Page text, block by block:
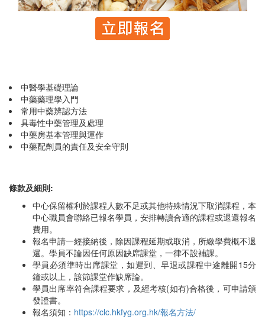
中醫學基礎理論
中藥藥理學入門
常用中藥辨認方法
具毒性中藥管理及處理
中藥房基本管理與運作
中藥配劑員的責任及安全守則
條款及細則:
中心保留權利於課程人數不足或其他特殊情況下取消課程，本
中心職員會聯絡已報名學員，安排轉讀合適的課程或退還報名
費用。
報名申請一經接納後，除因課程延期或取消，所繳學費概不退
還。學員不論因任何原因缺席課堂，一律不設補課。
學員必須準時出席課堂，如遲到、早退或課程中途離開15分
鐘或以上，該節課堂作缺席論。
學員出席率符合課程要求，及經考核(如有)合格後，可申請頒
發證書。
報名須知： https://clc.hkfyg.org.hk/報名方法/